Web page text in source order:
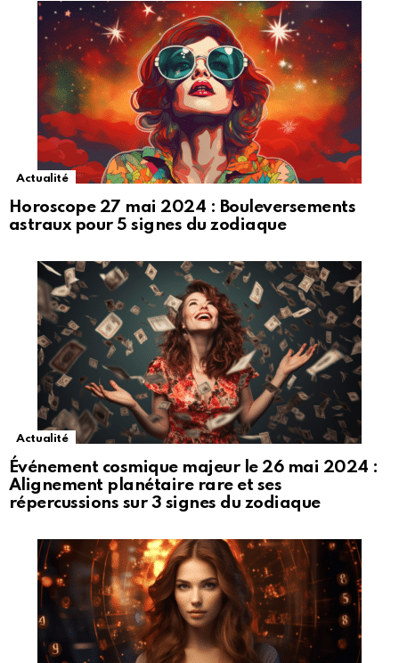
Actualité
Horoscope 27 mai 2024 : Bouleversements
astraux pour 5 signes du zodiaque
Actualité
Événement cosmique majeur le 26 mai 2024 :
Alignement planétaire rare et ses
répercussions sur 3 signes du zodiaque